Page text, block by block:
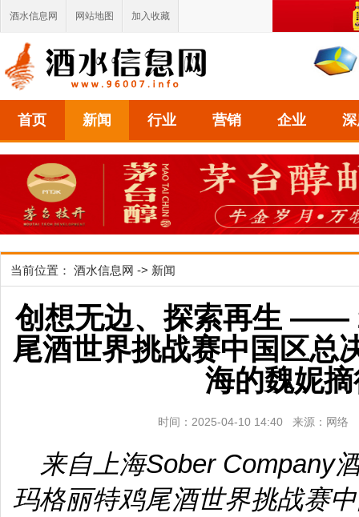
酒水信息网 网站地图 加入收藏
首页 新闻 行业 营销 企业
当前位置： 酒水信息网 -> 新闻
创想无边、探索再生 ——
尾酒世界挑战赛中国区总
海的魏妮
时间：2025-04-10 14:40 来源：网络
来自上海Sober Company
玛格丽特鸡尾酒世界挑战赛